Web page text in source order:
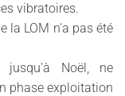
vibratoires.
la LOM n'a pas été
jusqu'à Noël, ne
phase exploitation